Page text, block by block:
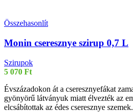
Összehasonlít
Monin cseresznye szirup 0,7 L
Szirupok
5 070 Ft
Évszázadokon át a cseresznyefákat
gyönyörű látványuk miatt élvezték az
elcsábítottak az édes cseresznye szemek.